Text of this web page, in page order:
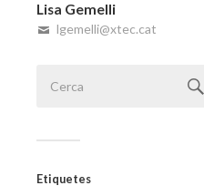
Lisa Gemelli
lgemelli@xtec.cat
Etiquetes